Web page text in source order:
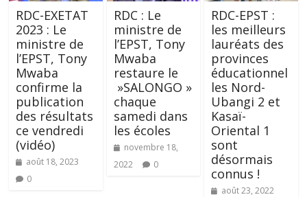
RDC-EXETAT
2023 : Le
ministre de
l’EPST, Tony
Mwaba
confirme la
publication
des résultats
ce vendredi
(vidéo)
août 18, 2023
0
RDC : Le
ministre de
l’EPST, Tony
Mwaba
restaure le
»SALONGO »
chaque
samedi dans
les écoles
novembre 18,
2022
0
RDC-EPST :
les meilleurs
lauréats des
provinces
éducationnel
les Nord-
Ubangi 2 et
Kasaï-
Oriental 1
sont
désormais
connus !
août 23, 2022